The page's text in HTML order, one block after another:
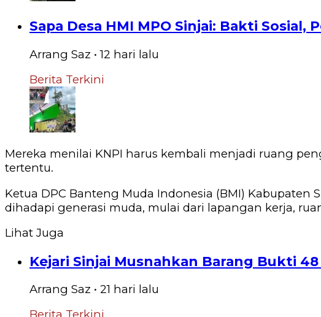
Sapa Desa HMI MPO Sinjai: Bakti
Arrang Saz • 12 hari lalu
Berita Terkini
‎Mereka menilai KNPI harus kembali menjadi ruang
tertentu.
‎Ketua DPC Banteng Muda Indonesia (BMI)
dihadapi generasi muda, mulai dari lapangan kerja,
Lihat Juga
Kejari Sinjai Musnahkan Barang Bukti
Arrang Saz • 21 hari lalu